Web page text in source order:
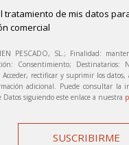
tratamiento de mis datos
comercial
PESCADO, SL.; Finalidad:
Consentimiento; Destinatarios:
Acceder, rectificar y suprimir los datos,
adicional. Puede consultar la
Datos siguiendo este enlace a nuestra
SUSCRIBIRME